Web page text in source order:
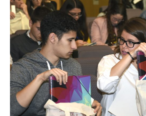
Subscriu-te als butlletins de la URV
CATALÀ ESPAÑOL